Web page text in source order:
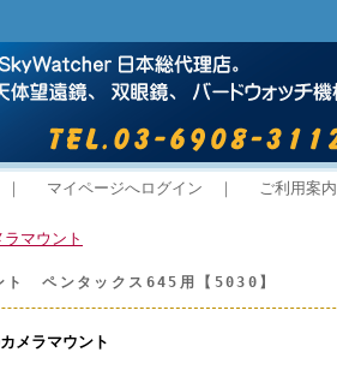
｜ マイページへログイン ｜ ご利用案内
ラマウント
ト ペンタックス645用【5030】
メラマウント